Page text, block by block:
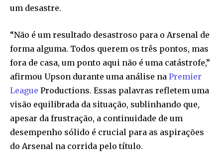
um desastre.
“Não é um resultado desastroso para o Arsenal de
forma alguma. Todos querem os três pontos, mas
fora de casa, um ponto aqui não é uma catástrofe,”
afirmou Upson durante uma análise na Premier
League Productions. Essas palavras refletem uma
visão equilibrada da situação, sublinhando que,
apesar da frustração, a continuidade de um
desempenho sólido é crucial para as aspirações
do Arsenal na corrida pelo título.